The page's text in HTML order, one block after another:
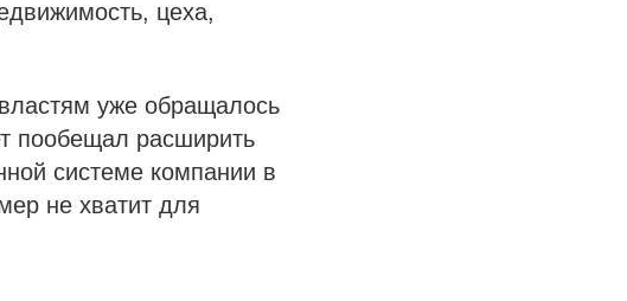
цеха,
уже обращалось
пообещал расширить
системе компании в
не хватит для